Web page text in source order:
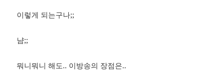
이렇게 되는구나;;
냠;;
뭐니뭐니 해도.. 이방송의 장점은..